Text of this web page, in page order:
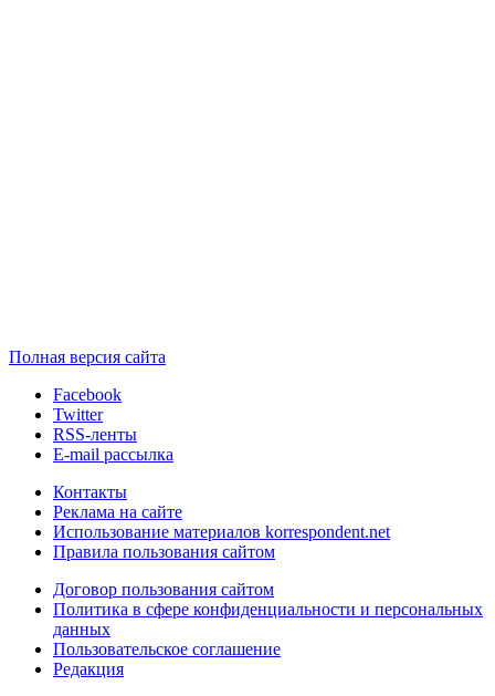
Полная версия сайта
Facebook
Twitter
RSS-ленты
E-mail рассылка
Контакты
Реклама на сайте
Использование материалов korrespondent.net
Правила пользования сайтом
Договор пользования сайтом
Политика в сфере конфиденциальности и персональных
данных
Пользовательское соглашение
Редакция